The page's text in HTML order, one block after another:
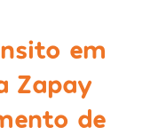
em
Zapay
de